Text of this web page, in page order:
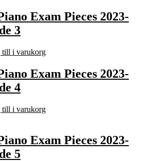
Exam Pieces 2023-
3
till i varukorg
Exam Pieces 2023-
4
till i varukorg
Exam Pieces 2023-
5